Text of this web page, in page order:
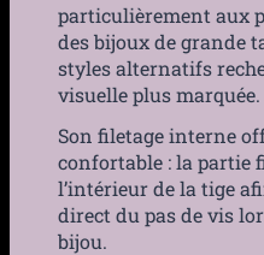
particulièrement aux
des bijoux de grande
styles alternatifs
visuelle plus marquée.
Son filetage interne
confortable : la partie
l’intérieur de la tige
direct du pas de vis
bijou.